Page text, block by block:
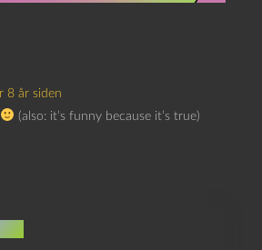
8 år siden
(also: it’s funny because it’s true)